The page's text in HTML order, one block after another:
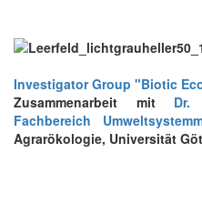
Investigator Group "Biotic
Zusammenarbeit mit Dr.
Fachbereich
Agrarökologie, Universität